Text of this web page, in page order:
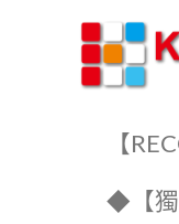
【
◆【獨